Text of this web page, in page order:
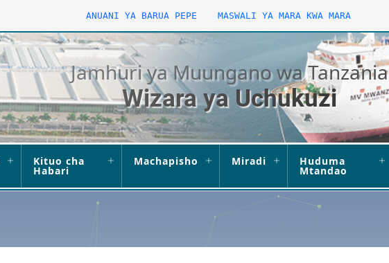
ANUANI YA BARUA PEPE MASWALI YA MARA KWA MARA
Jamhuri ya Muungano wa Tanzania
Wizara ya Uchukuzi
Kituo cha
Habari
Machapisho Miradi Huduma
Mtandao